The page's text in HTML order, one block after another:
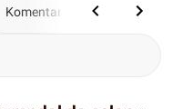
Komentarze